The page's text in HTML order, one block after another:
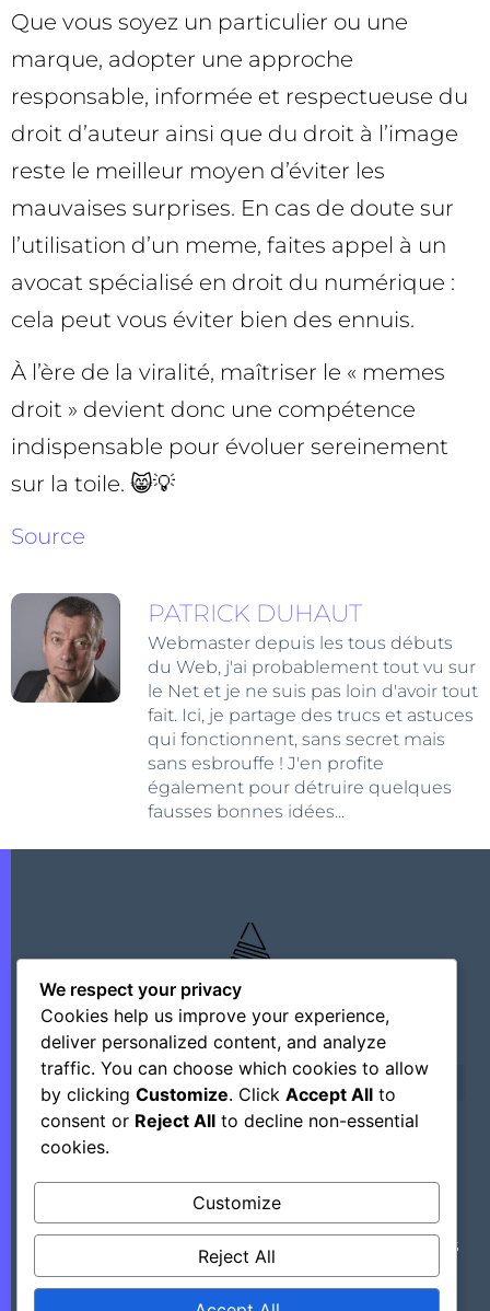
Que vous soyez un particulier ou une
marque, adopter une approche
responsable, informée et respectueuse du
droit d’auteur ainsi que du droit à l’image
reste le meilleur moyen d’éviter les
mauvaises surprises. En cas de doute sur
l’utilisation d’un meme, faites appel à un
avocat spécialisé en droit du numérique :
cela peut vous éviter bien des ennuis.
À l’ère de la viralité, maîtriser le « memes
droit » devient donc une compétence
indispensable pour évoluer sereinement
sur la toile. 😸💡
Source
PATRICK DUHAUT
Webmaster depuis les tous débuts
du Web, j'ai probablement tout vu sur
le Net et je ne suis pas loin d'avoir tout
fait. Ici, je partage des trucs et astuces
qui fonctionnent, sans secret mais
sans esbrouffe ! J'en profite
également pour détruire quelques
fausses bonnes idées...
Découvrez Des Astuces, Des Hacks Et Des
Outils Régulièrement En Mettant Ce Site
Dans Vos Favoris.
We respect your privacy
Cookies help us improve your experience,
deliver personalized content, and analyze
traffic. You can choose which cookies to allow
by clicking Customize. Click Accept All to
consent or Reject All to decline non-essential
cookies.
Customize
Reject All